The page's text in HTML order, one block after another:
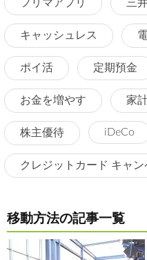
フリマアプリ 三
キャッシュレス
ポイ活 定期預金
お金を増やす 家
株主優待 iDeCo
クレジットカード キャン
移動方法の記事一覧